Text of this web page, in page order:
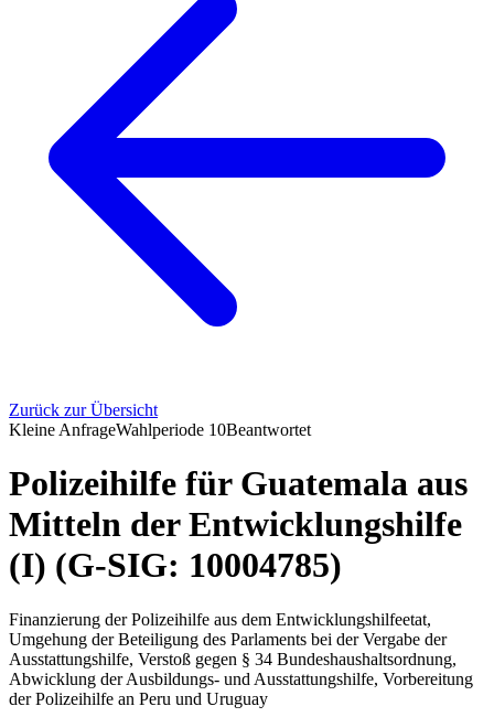
Zurück zur Übersicht
Kleine AnfrageWahlperiode 10Beantwortet
Polizeihilfe für Guatemala aus
Mitteln der Entwicklungshilfe
(I) (G-SIG: 10004785)
Finanzierung der Polizeihilfe aus dem Entwicklungshilfeetat,
Umgehung der Beteiligung des Parlaments bei der Vergabe der
Ausstattungshilfe, Verstoß gegen § 34 Bundeshaushaltsordnung,
Abwicklung der Ausbildungs- und Ausstattungshilfe, Vorbereitung
der Polizeihilfe an Peru und Uruguay